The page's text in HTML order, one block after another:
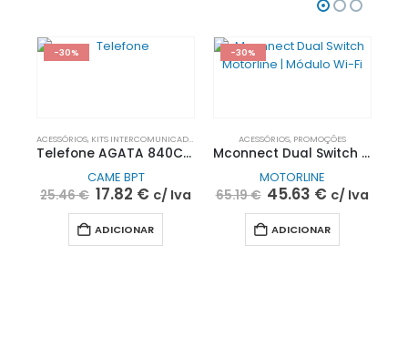
-30%
ACESSÓRIOS, KITS INTERCOMUNICADOR PROMOÇÕES
Telefone AGATA 840CA-0010| CAME BPT
CAME BPT
25.46€ 17.82 € c/ Iva
ADICIONAR
-30%
ACESSÓRIOS, PROMOÇÕES
Mconnect Dual Switch Motorline | Módulo Wi-Fi
MOTORLINE
65.19€ 45.63 € c/ Iva
ADICIONAR